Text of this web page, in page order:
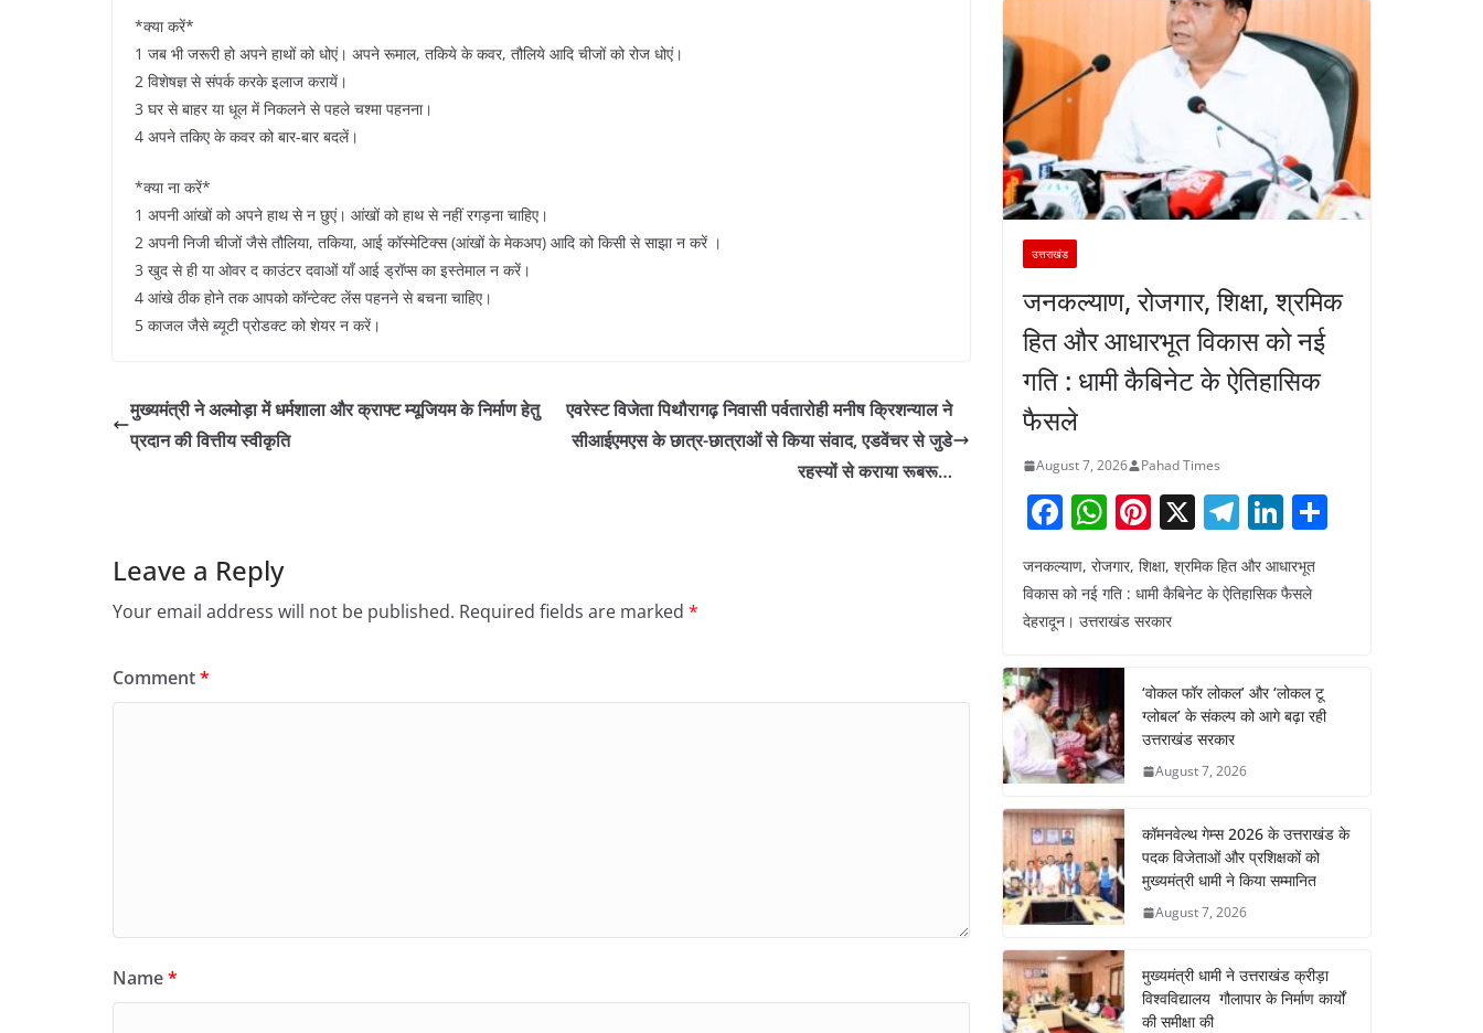
*क्या करें*
1 जब भी जरूरी हो अपने हाथों को धोएं। अपने रूमाल, तकिये के कवर, तौलिये आदि चीजों को रोज धोएं।
2 विशेषज्ञ से संपर्क करके इलाज करायें।
3 घर से बाहर या धूल में निकलने से पहले चश्मा पहनना।
4 अपने तकिए के कवर को बार-बार बदलें।
*क्या ना करें*
1 अपनी आंखों को अपने हाथ से न छुएं। आंखों को हाथ से नहीं रगड़ना चाहिए।
2 अपनी निजी चीजों जैसे तौलिया, तकिया, आई कॉस्मेटिक्स (आंखों के मेकअप) आदि को किसी से साझा न करें ।
3 खुद से ही या ओवर द काउंटर दवाओं याँ आई ड्रॉप्स का इस्तेमाल न करें।
4 आंखे ठीक होने तक आपको कॉन्टेक्ट लेंस पहनने से बचना चाहिए।
5 काजल जैसे ब्यूटी प्रोडक्ट को शेयर न करें।
मुख्यमंत्री ने अल्मोड़ा में धर्मशाला और क्राफ्ट म्यूजियम के निर्माण हेतु
प्रदान की वित्तीय स्वीकृति
एवरेस्ट विजेता पिथौरागढ़ निवासी पर्वतारोही मनीष क्रिशन्याल ने
सीआईएमएस के छात्र-छात्राओं से किया संवाद, एडवेंचर से जुडे
रहस्यों से कराया रूबरू…
Leave a Reply
Your email address will not be published. Required fields are marked *
Comment*
Name*
उत्तराखंड
जनकल्याण, रोजगार, शिक्षा, श्रमिक
हित और आधारभूत विकास को नई
गति : धामी कैबिनेट के ऐतिहासिक
फैसले
August 7, 2026 Pahad Times
F
c
e
o
o
k
W
at
s
p
Pi
er
e
X T
el
e
m
Li
k
n
जनकल्याण, रोजगार, शिक्षा, श्रमिक हित और आधारभूत
विकास को नई गति : धामी कैबिनेट के ऐतिहासिक फैसले
देहरादून। उत्तराखंड सरकार
‘वोकल फॉर लोकल’ और ‘लोकल टू
ग्लोबल’ के संकल्प को आगे बढ़ा रही
उत्तराखंड सरकार
August 7, 2026
कॉमनवेल्थ गेम्स 2026 के उत्तराखंड के
पदक विजेताओं और प्रशिक्षकों को
मुख्यमंत्री धामी ने किया सम्मानित
August 7, 2026
मुख्यमंत्री धामी ने उत्तराखंड क्रीड़ा
विश्वविद्यालय गौलापार के निर्माण कार्यों
की समीक्षा की